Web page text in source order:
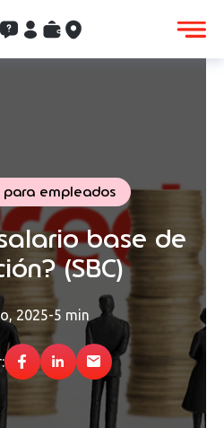
Contacto
Clientes
SaldoAceptación
para empleados
base de
(SBC)
2025-5 min